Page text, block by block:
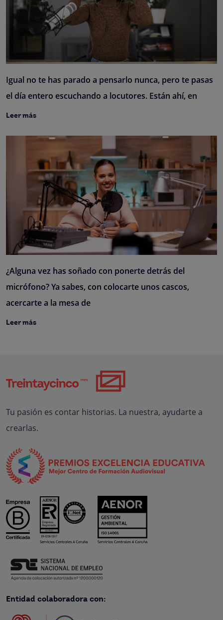
Igual no te has parado a pensarlo nunca, pero te pasas
el día entero escuchando a locutores. Están ahí, en
Leer más
¿Alguna vez has soñado con ponerte detrás del
micrófono? Ya sabes, con colocarte unos cascos,
acercarte a la mesa de
Leer más
Tu pasión es contar historias. La nuestra, ayudarte a
crearlas.
Entidad colaboradora con: